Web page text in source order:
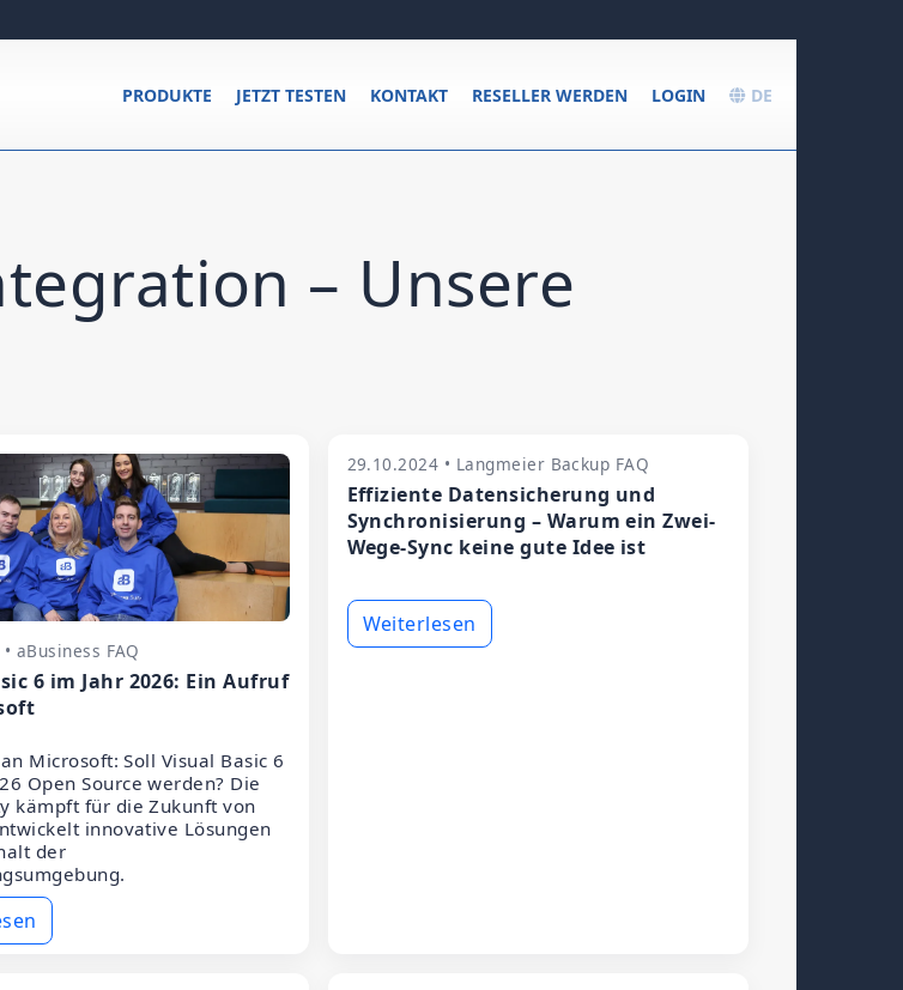
DE
LOGIN
RESELLER WERDEN
KONTAKT
JETZT TESTEN
PRODUKTE
– Unsere
aBusiness FAQ
6 im Jahr 2026: Ein Aufruf
Microsoft: Soll Visual Basic 6
Open Source werden? Die
kämpft für die Zukunft von
innovative Lösungen
der
29.10.2024 • Langmeier Backup FAQ
Effiziente Datensicherung und
Synchronisierung – Warum ein Zwei-
Wege-Sync keine gute Idee ist
Weiterlesen